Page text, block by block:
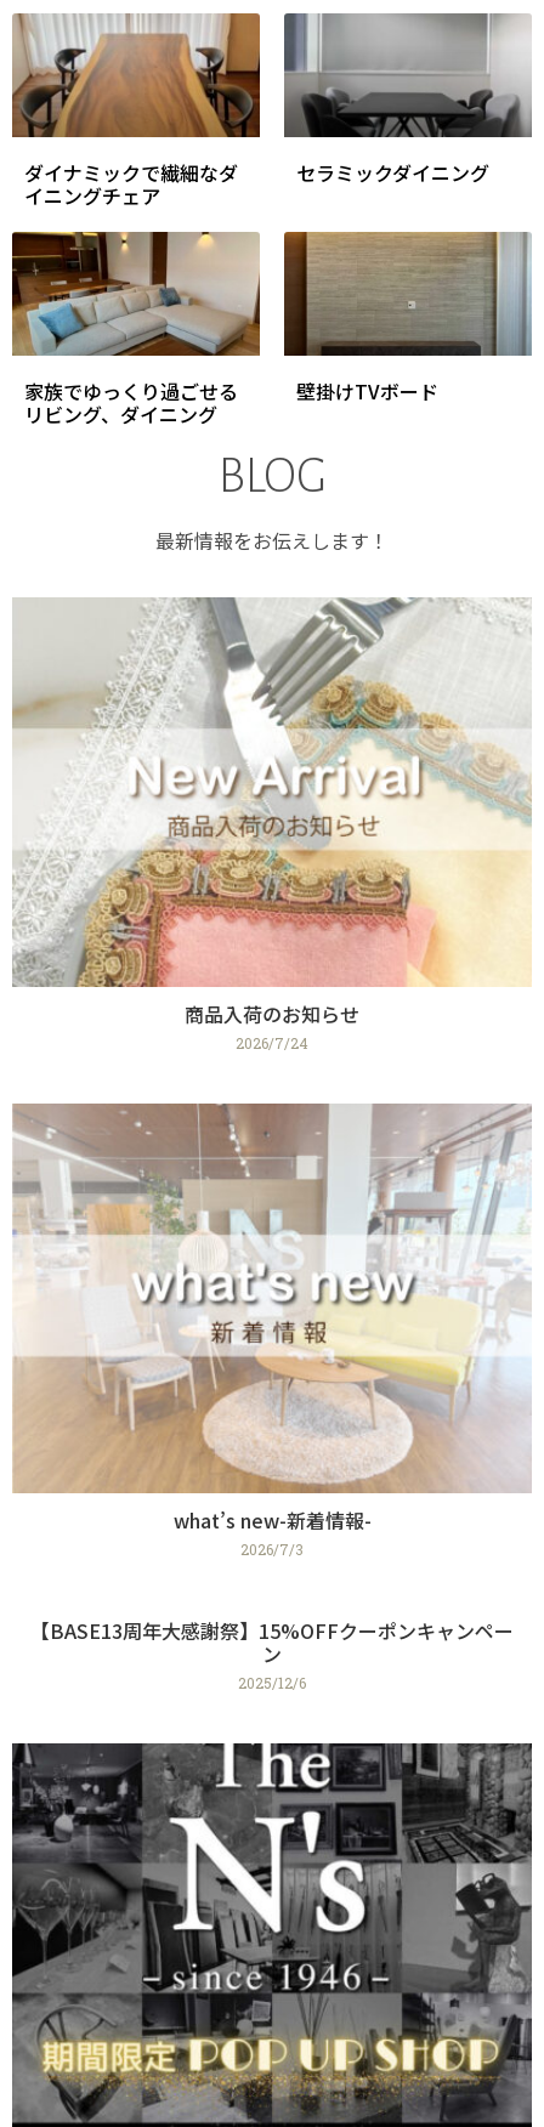
ダイナミックで繊細なダ
イニングチェア
セラミックダイニング
家族でゆっくり過ごせる
リビング、ダイニング
壁掛けTVボード
BLOG
最新情報をお伝えします！
商品入荷のお知らせ
2026/7/24
what’s new-新着情報-
2026/7/3
【BASE13周年大感謝祭】15%OFFクーポンキャンペー
ン
2025/12/6